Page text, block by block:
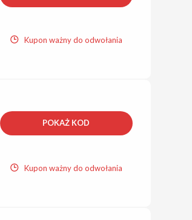
Kupon ważny do odwołania
POKAŻ KOD
Kupon ważny do odwołania